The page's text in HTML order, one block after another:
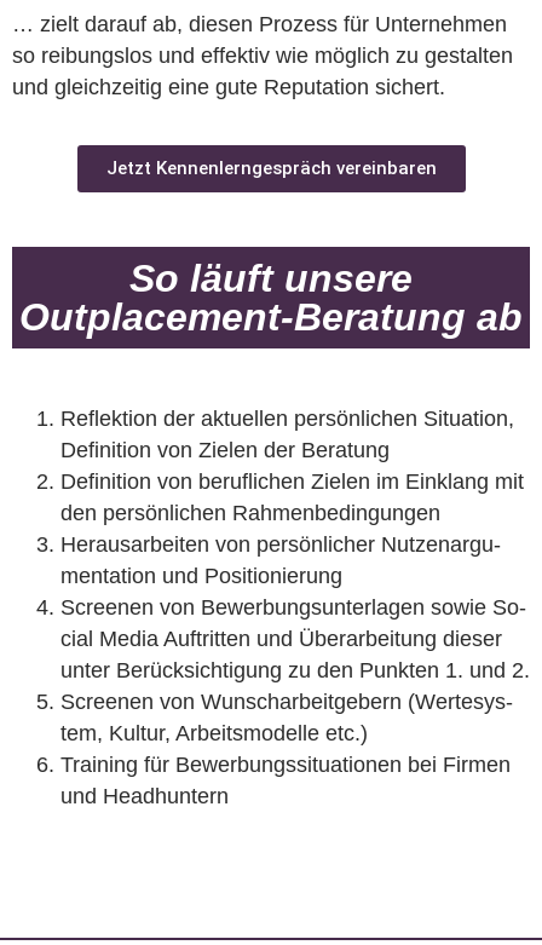
… zielt dar­auf ab, die­sen Pro­zess für Un­ter­neh­men
so rei­bungs­los und ef­fek­tiv wie mög­lich zu ge­stal­ten
und gleich­zei­tig eine gute Re­pu­ta­ti­on si­chert.
Jetzt Kennenlerngespräch vereinbaren
So läuft unsere
Outplacement-Beratung ab
Re­flek­ti­on der ak­tu­el­len per­sön­li­chen Si­tua­ti­on,
De­fi­ni­ti­on von Zie­len der Be­ra­tung
De­fi­ni­ti­on von be­ruf­li­chen Zie­len im Ein­klang mit
den per­sön­li­chen Rah­men­be­din­gun­gen
Her­aus­ar­bei­ten von per­sön­li­cher Nut­zen­ar­gu­
men­ta­ti­on und Po­si­tio­nie­rung
Scree­nen von Be­wer­bungs­un­ter­la­gen sowie So­
ci­al Media Auf­trit­ten und Über­ar­bei­tung die­ser
unter Be­rück­sich­ti­gung zu den Punk­ten 1. und 2.
Scree­nen von Wunsch­ar­beit­ge­bern (Wer­te­sys­
tem, Kul­tur, Ar­beits­mo­del­le etc.)
Trai­ning für Be­wer­bungs­si­tua­tio­nen bei Fir­men
und Head­hun­tern